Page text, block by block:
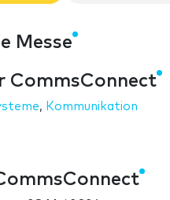
Messe
CommsConnect
, Kommunikation